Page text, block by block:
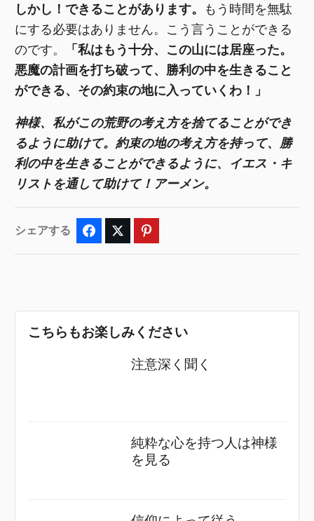
しかし！できることがあります。
もう時間を無駄
にする必要はありません。こう言うことができる
のです。
「私はもう十分、この山には居座った。
悪魔の計画を打ち破って、勝利の中を生きること
ができる、その約束の地に入っていくわ！」
神様、私がこの荒野の考え方を捨てることができ
るように助けて。約束の地の考え方を持って、勝
利の中を生きることができるように、イエス・キ
リストを通して助けて！アーメン。
シェアする Facebook Twitter
こちらもお楽しみください
注意深く聞く
純粋な心を持つ人は神様
を見る